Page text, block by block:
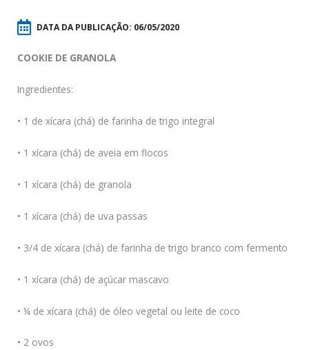
DATA DA PUBLICAÇÃO: 06/05/2020
COOKIE DE GRANOLA
Ingredientes:
• 1 de xícara (chá) de farinha de trigo integral
• 1 xícara (chá) de aveia em flocos
• 1 xícara (chá) de granola
• 1 xícara (chá) de uva passas
• 3/4 de xícara (chá) de farinha de trigo branco com fermento
• 1 xícara (chá) de açúcar mascavo
• ¼ de xícara (chá) de óleo vegetal ou leite de coco
• 2 ovos